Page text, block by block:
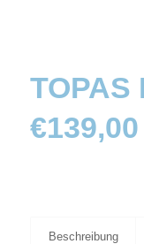
TOPAS
€139,00
Beschreibung